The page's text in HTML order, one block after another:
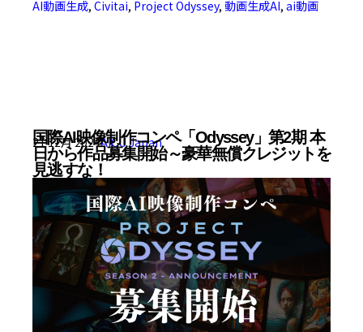
AI動画生成, Civitai, Project Odyssey, 動画生成AI, ai動画
国際AI映像制作コンペ「Odyssey」第2期 本
日から作品募集開始～豪華無償クレジットを
見逃すな！
21 12月 2024AICU Japan